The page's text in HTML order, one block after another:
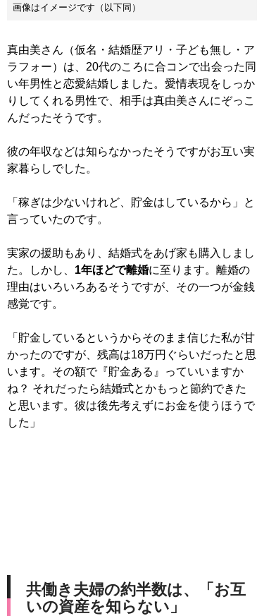
画像はイメージです（以下同）
真由美さん（仮名・結婚歴アリ・子ども無し・ア
ラフォー）は、20代のころに合コンで出会った同
い年男性と恋愛結婚しました。愛情表現をしっか
りしてくれる男性で、相手は真由美さんにぞっこ
んだったそうです。
彼の年収などは知らなかったそうですがお互い実
家暮らしでした。
「稼ぎは少ないけれど、貯金はしているから」と
言っていたのです。
実家の援助もあり、結婚式をあげ家も購入しまし
た。しかし、 1年ほどで離婚に至ります。離婚の
理由はいろいろあるそうですが、その一つが金銭
感覚です。
「貯金しているというからそのまま信じた私が甘
かったのですが、残高は18万円ぐらいだったと思
います。その額で『貯金ある』っていいますか
ね？ それだったら結婚式とかもっと節約できた
と思います。彼は後先考えずにお金を使うほうで
した」
共働き夫婦の約半数は、「お互
いの資産を知らない」